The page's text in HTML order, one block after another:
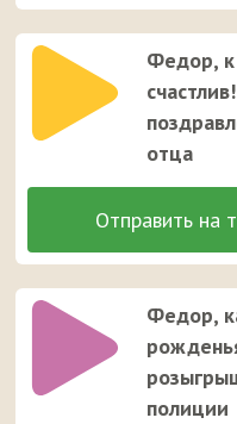
Федор,
отца
Федор,
полиции